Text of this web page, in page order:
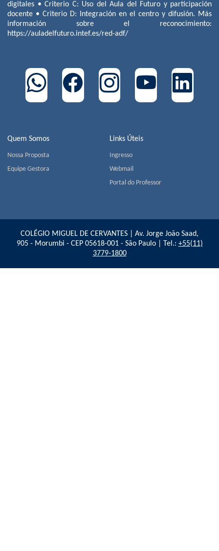
Quem Somos
Nossa Proposta
Equipe Gestora
Links Úteis
Ingresso
Webmail
Portal do Professor
digitales • Criterio C: Uso del Aula del Futuro y participación
docente • Criterio D: Integración en el centro y difusión. Más
información sobre el reconocimiento:
https://auladelfuturo.intef.es/red-adf/
COLÉGIO MIGUEL DE CERVANTES | Av. Jorge João Saad,
905 - Morumbi - CEP 05618-001 - São Paulo | Tel.: +55(11)
3779-1800